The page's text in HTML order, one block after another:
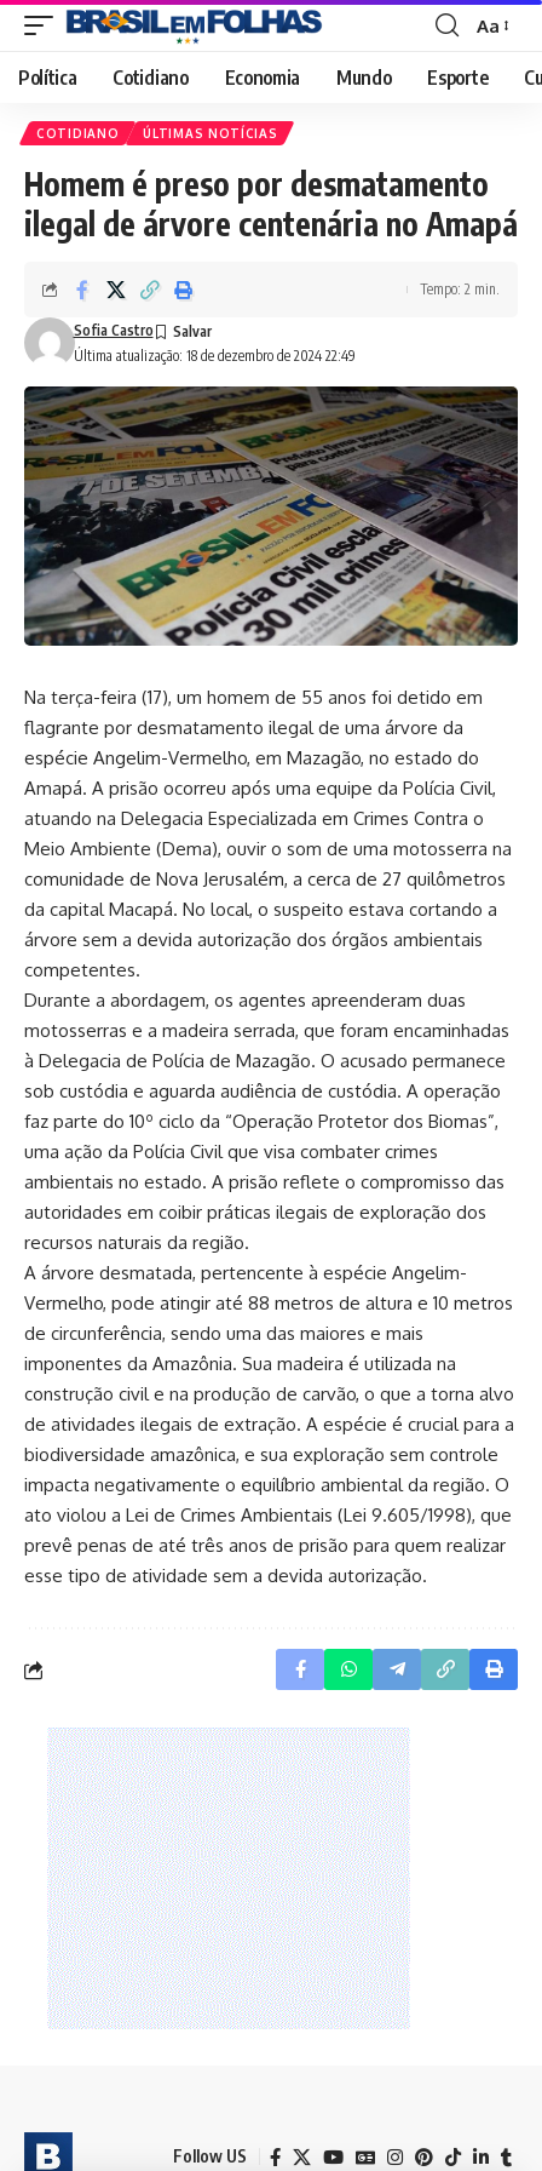
Font
Resizer
Aa
Política Cotidiano Economia Mundo Esporte
COTIDIANO ÚLTIMAS NOTÍCIAS
Homem é preso por desmatamento
ilegal de árvore centenária no Amapá
Última atualização: 18 de dezembro de 2024 22:49
Sofia Castro
Tempo: 2 min.
Na terça-feira (17), um homem de 55 anos foi detido em
flagrante por desmatamento ilegal de uma árvore da
espécie Angelim-Vermelho, em Mazagão, no estado do
Amapá. A prisão ocorreu após uma equipe da Polícia Civil,
atuando na Delegacia Especializada em Crimes Contra o
Meio Ambiente (Dema), ouvir o som de uma motosserra na
comunidade de Nova Jerusalém, a cerca de 27 quilômetros
da capital Macapá. No local, o suspeito estava cortando a
árvore sem a devida autorização dos órgãos ambientais
competentes.
Durante a abordagem, os agentes apreenderam duas
motosserras e a madeira serrada, que foram encaminhadas
à Delegacia de Polícia de Mazagão. O acusado permanece
sob custódia e aguarda audiência de custódia. A operação
faz parte do 10º ciclo da “Operação Protetor dos Biomas”,
uma ação da Polícia Civil que visa combater crimes
ambientais no estado. A prisão reflete o compromisso das
autoridades em coibir práticas ilegais de exploração dos
recursos naturais da região.
A árvore desmatada, pertencente à espécie Angelim-
Vermelho, pode atingir até 88 metros de altura e 10 metros
de circunferência, sendo uma das maiores e mais
imponentes da Amazônia. Sua madeira é utilizada na
construção civil e na produção de carvão, o que a torna alvo
de atividades ilegais de extração. A espécie é crucial para a
biodiversidade amazônica, e sua exploração sem controle
impacta negativamente o equilíbrio ambiental da região. O
ato violou a Lei de Crimes Ambientais (Lei 9.605/1998), que
prevê penas de até três anos de prisão para quem realizar
esse tipo de atividade sem a devida autorização.
Follow US